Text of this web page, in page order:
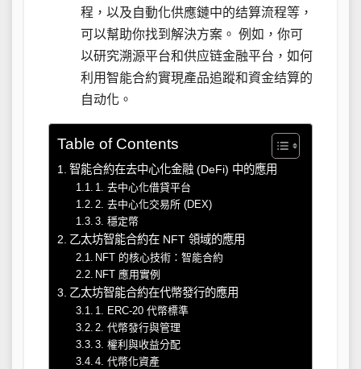
程，以及自動化供應鏈中的结算流程等，
可以幫助你找到解決方案。 例如，你可
以研究溯源平台和供应链金融平台，如何
利用智能合約實現產品追蹤和資金结算的
自动化。
Table of Contents
智能合約在去中心化金融 (DeFi) 中的應用
1. 去中心化借貸平台
2. 去中心化交易所 (DEX)
3. 穩定幣
乙太坊智能合約在 NFT 領域的應用
NFT 的核心技術：智能合約
NFT 應用實例
乙太坊智能合約在代幣發行的應用
1. ERC-20 代幣標準
2. 代幣發行與管理
3. 權利與收益分配
4. 代幣化資產